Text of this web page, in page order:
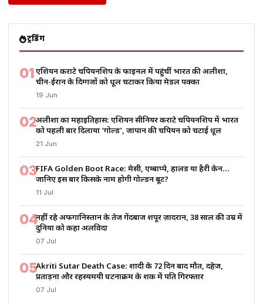
ट्रेंडिंग
01एशियन कराटे चैंपियनशिप के फाइनल में पहुंचीं भारत की अलीशा,
चीन-ईरान के दिग्गजों को धूल चटाकर किया मेडल पक्का
19 Jun
02अलीशा का महाइतिहास: एशियन सीनियर कराटे चैंपियनशिप में भारत
को पहली बार दिलाया ‘गोल्ड’, जापान की चैंपियन को चटाई धूल
21 Jun
03FIFA Golden Boot Race: मेसी, एम्बाप्पे, हालैंड या हैरी केन…
जानिए इस बार किसके नाम होगी गोल्डन बूट?
11 Jul
04नहीं रहे अफगानिस्तान के तेज गेंदबाज शपूर ज़ादरान, 38 साल की उम्र में
दुनिया को कहा अलविदा
07 Jul
05Akriti Sutar Death Case: शादी के 72 दिन बाद मौत, दहेज,
प्रताड़ना और रहस्यमयी घटनाक्रम के शक में पति गिरफ्तार
07 Jul